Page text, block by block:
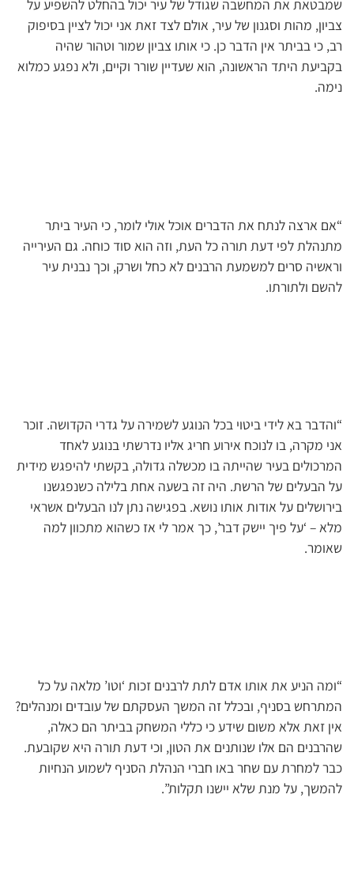
שמבטאת את המחשבה שגודל של עיר יכול בהחלט להשפיע על
צביון, מהות וסגנון של עיר, אולם לצד זאת אני יכול לציין בסיפוק
רב, כי בביתר אין הדבר כן. כי אותו צביון שמור וטהור שהיה
בקביעת היתד הראשונה, הוא שעדיין שורר וקיים, ולא נפגע כמלוא
נימה.
“אם ארצה לנתח את הדברים אוכל אולי לומר, כי העיר ביתר
מתנהלת לפי דעת תורה כל העת, וזה הוא סוד כוחה. גם העירייה
וראשיה סרים למשמעת הרבנים לא כחל ושרק, וכך נבנית עיר
להשם ולתורתו.
“והדבר בא לידי ביטוי בכל הנוגע לשמירה על גדרי הקדושה. זוכר
אני מקרה, בו לנוכח אירוע חריג אליו נדרשתי בנוגע לאחד
המרכולים בעיר שהייתה בו מכשלה גדולה, בקשתי להיפגש מידית
על הבעלים של הרשת. היה זה בשעה אחת בלילה כשנפגשנו
בירושלים על אודות אותו נושא. בפגישה נתן לנו הבעלים אשראי
מלא – ‘על פיך יישק דבר’, כך אמר לי אז כשהוא מתכוון למה
שאומר.
“ומה הניע את אותו אדם לתת לרבנים זכות ‘וטו’ מלאה על כל
המתרחש בסניף, ובכלל זה המשך העסקתם של עובדים ומנהלים?
אין זאת אלא משום שידע כי כללי המשחק בביתר הם כאלה,
שהרבנים הם אלו שנותנים את הטון, וכי דעת תורה היא שקובעת.
כבר למחרת עם שחר באו חברי הנהלת הסניף לשמוע הנחיות
להמשך, על מנת שלא יישנו תקלות”.